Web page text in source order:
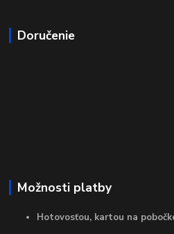
Doručenie
Možnosti platby
Hotovosťou, kartou na